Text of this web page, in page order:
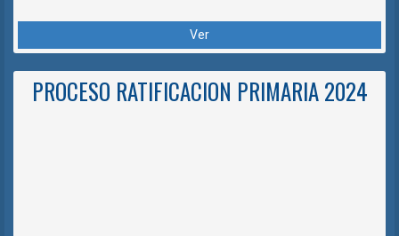
Ver
PROCESO RATIFICACION PRIMARIA 2024